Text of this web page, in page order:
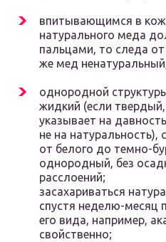
впитывающимся в
натурального меда
пальцами, то следа от
же мед
однородной
жидкий (если
указывает на
не на
от белого до темно-
однородный, без
расслоений;
засахариваться
спустя неделю-месяц
его вида, например,
свойственно;